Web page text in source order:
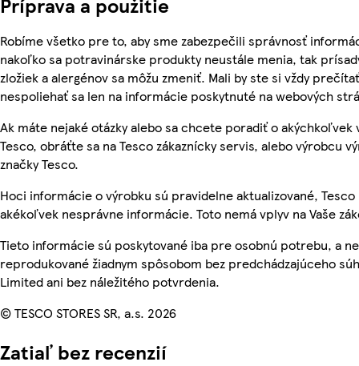
Robíme všetko pre to, aby sme zabezpečili správnosť
nakoľko sa potravinárske produkty neustále menia, tak
zložiek a alergénov sa môžu zmeniť. Mali by ste si vždy
nespoliehať sa len na informácie poskytnuté na webových
Ak máte nejaké otázky alebo sa chcete poradiť o akýchkoľvek
Tesco, obráťte sa na Tesco zákaznícky servis, alebo výrobcu
značky Tesco.
Hoci informácie o výrobku sú pravidelne aktualizované,
akékoľvek nesprávne informácie. Toto nemá vplyv na Vaše
Tieto informácie sú poskytované iba pre osobnú potrebu, a
reprodukované žiadnym spôsobom bez predchádzajúceho
Limited ani bez náležitého potvrdenia.
© TESCO STORES SR, a.s. 2026
Zatiaľ bez recenzií